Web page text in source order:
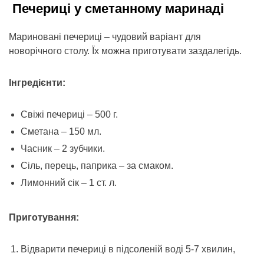
Печериці у сметанному маринаді
Мариновані печериці – чудовий варіант для
новорічного столу. Їх можна приготувати заздалегідь.
Інгредієнти:
Свіжі печериці – 500 г.
Сметана – 150 мл.
Часник – 2 зубчики.
Сіль, перець, паприка – за смаком.
Лимонний сік – 1 ст. л.
Приготування:
Відварити печериці в підсоленій воді 5-7 хвилин,